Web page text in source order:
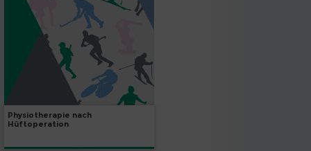
Physiotherapie nach
Hüftoperation